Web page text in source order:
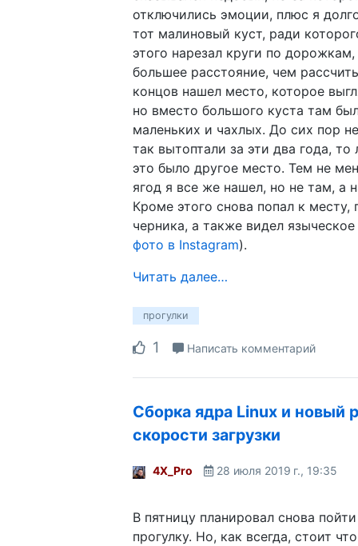
отключились эмоции, плюс я
тот малиновый куст, ради
этого нарезал круги по
большее расстояние, чем
концов нашел место, которое
но вместо большого куста там
маленьких и чахлых. До сих пор
так вытоптали за эти два года, то
это было другое место. Тем не
ягод я все же нашел, но не там, а
Кроме этого снова попал к месту,
черника, а также видел
фото в Instagram).
Читать далее…
прогулки
1 Написать комментарий
Сборка ядра Linux и новый
скорости загрузки
4X_Pro 28 июля 2019 г., 19:35
В пятницу планировал снова
прогулку. Но, как всегда, стоит